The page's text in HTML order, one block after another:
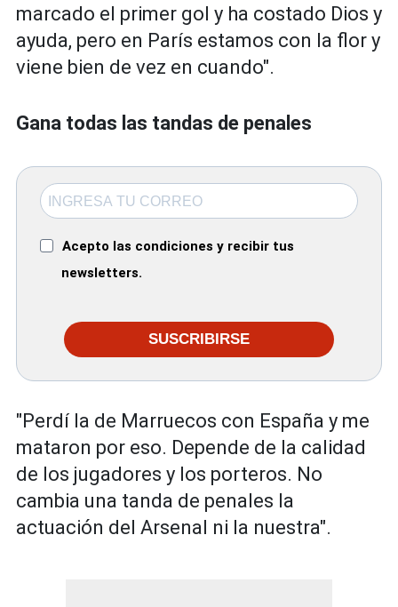
marcado el primer gol y ha costado Dios y
ayuda, pero en París estamos con la flor y
viene bien de vez en cuando".
Gana todas las tandas de penales
Acepto las condiciones y recibir tus
newsletters.
SUSCRIBIRSE
"Perdí la de Marruecos con España y me
mataron por eso. Depende de la calidad
de los jugadores y los porteros. No
cambia una tanda de penales la
actuación del Arsenal ni la nuestra".